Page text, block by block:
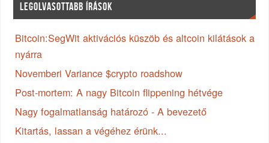
LEGOLVASOTTABB ÍRÁSOK
Bitcoin:SegWit aktivációs küszöb és altcoin kilátások a
nyárra
Novemberi Variance $crypto roadshow
Post-mortem: A nagy Bitcoin flippening hétvége
Nagy fogalmatlanság határozó - A bevezető
Kitartás, lassan a végéhez érünk...